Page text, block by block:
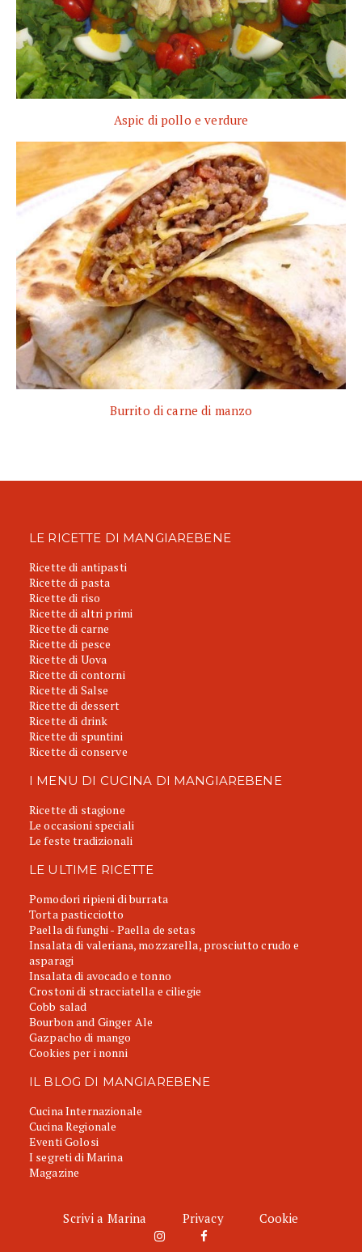
Aspic di pollo e verdure
Burrito di carne di manzo
LE RICETTE DI MANGIAREBENE
Ricette di antipasti
Ricette di pasta
Ricette di riso
Ricette di altri primi
Ricette di carne
Ricette di pesce
Ricette di Uova
Ricette di contorni
Ricette di Salse
Ricette di dessert
Ricette di drink
Ricette di spuntini
Ricette di conserve
I MENU DI CUCINA DI MANGIAREBENE
Ricette di stagione
Le occasioni speciali
Le feste tradizionali
LE ULTIME RICETTE
Pomodori ripieni di burrata
Torta pasticciotto
Paella di funghi - Paella de setas
Insalata di valeriana, mozzarella, prosciutto crudo e
asparagi
Insalata di avocado e tonno
Crostoni di stracciatella e ciliegie
Cobb salad
Bourbon and Ginger Ale
Gazpacho di mango
Cookies per i nonni
IL BLOG DI MANGIAREBENE
Cucina Internazionale
Cucina Regionale
Eventi Golosi
I segreti di Marina
Magazine
Scrivi a Marina Privacy Cookie